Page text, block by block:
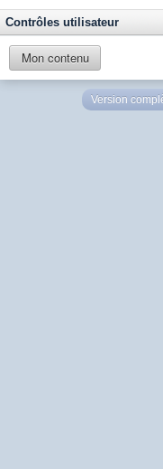
Contrôles utilisateur
Mon contenu
Version